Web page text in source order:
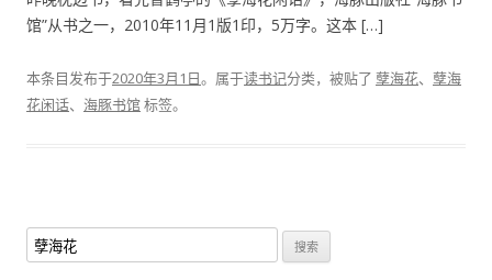
馆”从书之一，2010年11月1版1印，5万字。这本 […]
本条目发布于2020年3月1日。属于读书记分类，被贴了 孽海花、 孽海
花闲话、 海豚书馆标签。
搜
索